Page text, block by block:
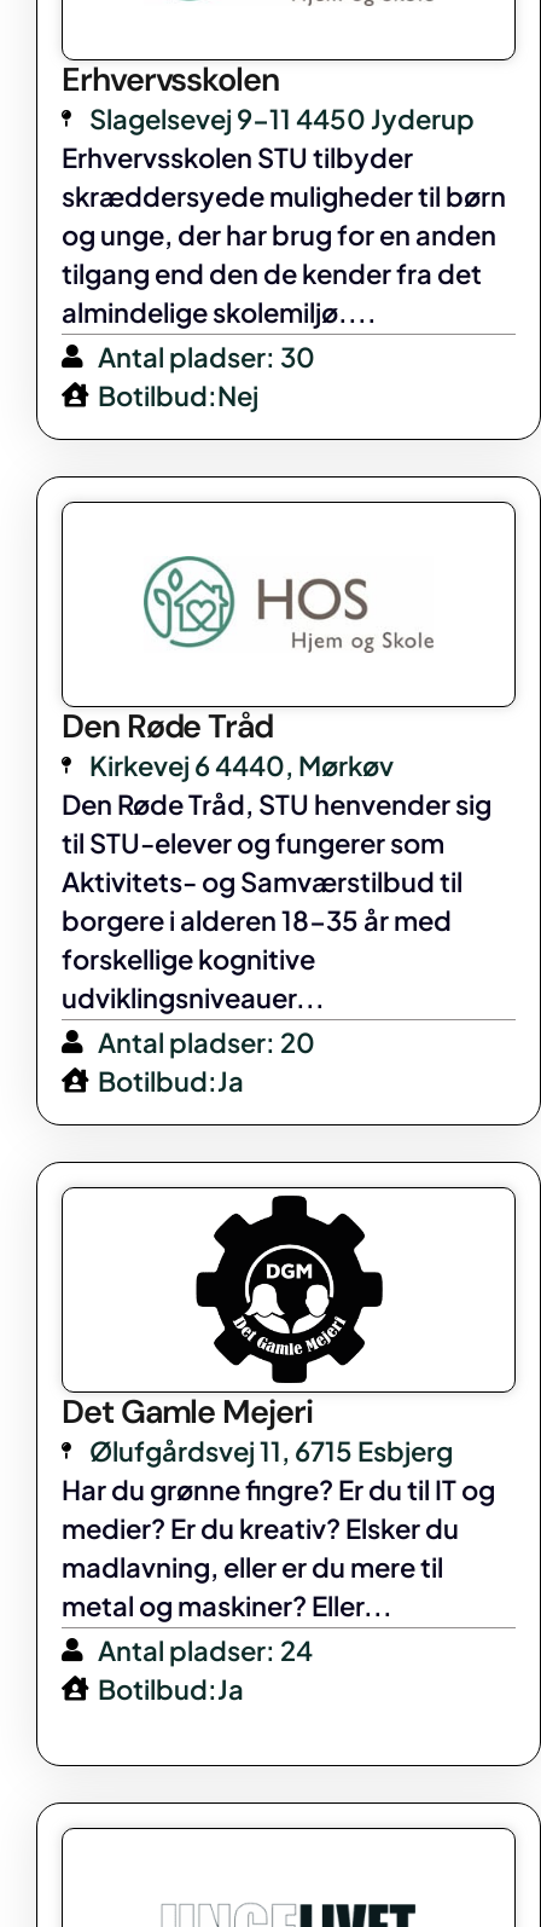
Erhvervsskolen
Slagelsevej 9-11 4450 Jyderup
Erhvervsskolen STU tilbyder
skræddersyede muligheder til børn
og unge, der har brug for en anden
tilgang end den de kender fra det
almindelige skolemiljø....
Antal pladser: 30
Botilbud:Nej
Den Røde Tråd
Kirkevej 6 4440, Mørkøv
Den Røde Tråd, STU henvender sig
til STU-elever og fungerer som
Aktivitets- og Samværstilbud til
borgere i alderen 18-35 år med
forskellige kognitive
udviklingsniveauer...
Antal pladser: 20
Botilbud:Ja
Det Gamle Mejeri
Ølufgårdsvej 11, 6715 Esbjerg
Har du grønne fingre? Er du til IT og
medier? Er du kreativ? Elsker du
madlavning, eller er du mere til
metal og maskiner? Eller...
Antal pladser: 24
Botilbud:Ja